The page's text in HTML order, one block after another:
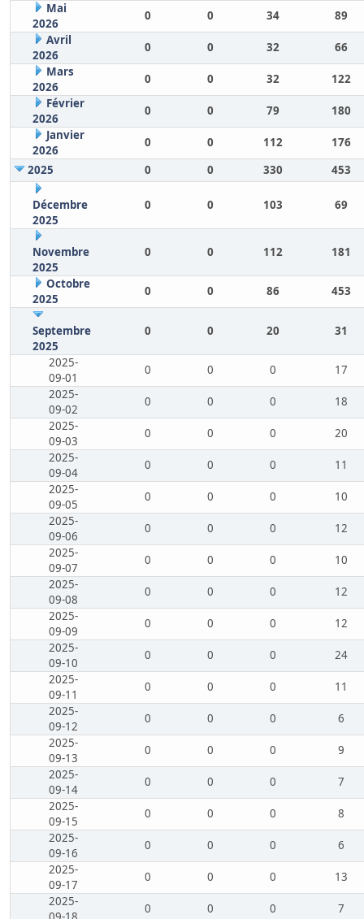
Mai
2026
0 0 34
89
Avril
2026
0 0 32
66
Mars
2026
0 0 32
122
Février
2026
0 0 79
180
Janvier
2026
0 0 112
176
2025
0 0 330 453
Décembre
2025
0 0 103 69
Novembre
2025
0 0 112 181
Octobre
2025
0 0 86 453
Septembre
2025
0 0 20 31
2025-
09-01
0 0 0
17
2025-
09-02
0 0 0
18
2025-
09-03
0 0 0
20
2025-
09-04
0 0 0
11
2025-
09-05
0 0 0
10
2025-
09-06
0 0 0
12
2025-
09-07
0 0 0
10
2025-
09-08
0 0 0
12
2025-
09-09
0 0 0
12
2025-
09-10
0 0 0
24
2025-
09-11
0 0 0
11
2025-
09-12
0 0 0
6
2025-
09-13
0 0 0
9
2025-
09-14
0 0 0
7
2025-
09-15
0 0 0
8
2025-
09-16
0 0 0
6
2025-
09-17
0 0 0
13
2025-
0 0 0 7